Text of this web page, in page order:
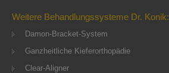
Weitere Behandlungssysteme Dr. Konik:
Damon-Bracket-System
Ganzheitliche Kieferorthopädie
Clear-Aligner